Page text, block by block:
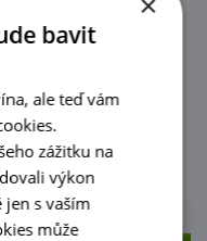
20. ročníku
bavit
ale teď vám
zážitku na
výkon
jen s vaším
může